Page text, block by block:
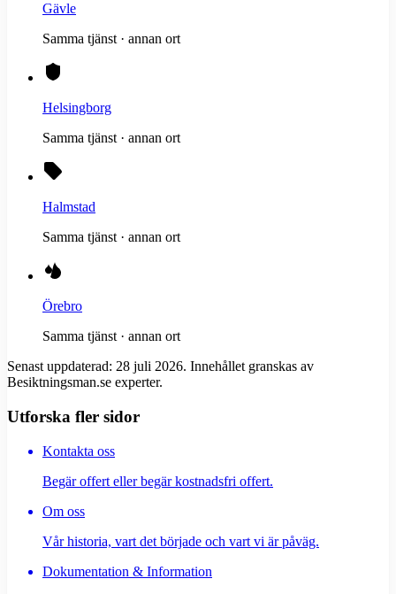
Gävle
Samma tjänst · annan ort
Helsingborg
Samma tjänst · annan ort
Halmstad
Samma tjänst · annan ort
Örebro
Samma tjänst · annan ort
Senast uppdaterad: 28 juli 2026. Innehållet granskas av
Besiktningsman.se experter.
Utforska fler sidor
Kontakta oss
Begär offert eller begär kostnadsfri offert.
Om oss
Vår historia, vart det började och vart vi är påväg.
Dokumentation & Information